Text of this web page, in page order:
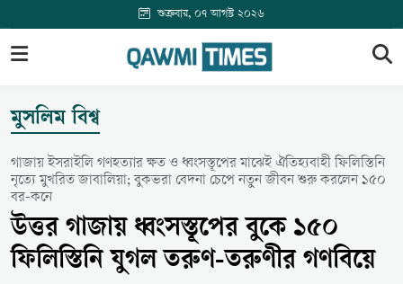
শুক্রবার, ০৭ আগস্ট ২০২৬
মুসলিম বিশ্ব
গাজায় ইসরাইলি গণহত্যার ক্ষত ও ধ্বংসস্তূপের মাঝেই ঐতিহ্যবাহী ফিলিস্তিনি
নৃত্যে মুখরিত জাবালিয়া; বুকভরা বেদনা চেপে নতুন জীবন শুরু করলেন ১৫০
বর-কনে
উত্তর গাজায় ধ্বংসস্তূপের বুকে ১৫০
ফিলিস্তিনি যুগল তরুণ-তরুণীর গণবিয়ে